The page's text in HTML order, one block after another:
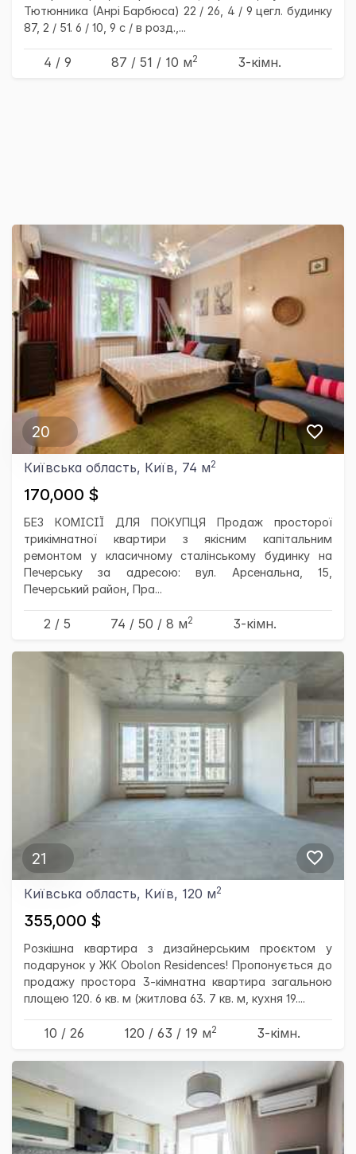
Тютюнника (Анрі Барбюса) 22 / 26, 4 / 9 цегл. будинку
87, 2 / 51. 6 / 10, 9 с / в розд.,...
4 / 9 87 / 51 / 10 м2 3-кімн.
20
Київська область, Київ, 74 м2
170,000 $
БЕЗ КОМІСІЇ ДЛЯ ПОКУПЦЯ Продаж просторої
трикімнатної квартири з якісним капітальним
ремонтом у класичному сталінському будинку на
Печерську за адресою: вул. Арсенальна, 15,
Печерський район, Пра...
2 / 5 74 / 50 / 8 м2 3-кімн.
21
Київська область, Київ, 120 м2
355,000 $
Розкішна квартира з дизайнерським проєктом у
подарунок у ЖК Obolon Residences! Пропонується до
продажу простора 3-кімнатна квартира загальною
площею 120. 6 кв. м (житлова 63. 7 кв. м, кухня 19....
10 / 26 120 / 63 / 19 м2 3-кімн.